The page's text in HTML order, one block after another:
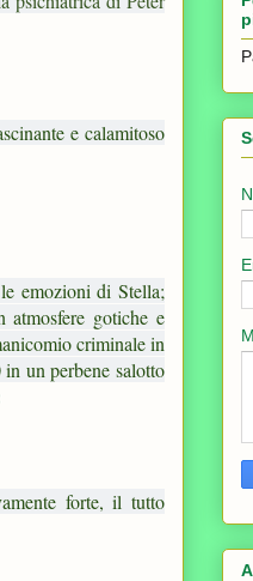
e calamitoso
emozioni di Stella;
gotiche e
criminale in
un perbene salotto
forte, il tutto